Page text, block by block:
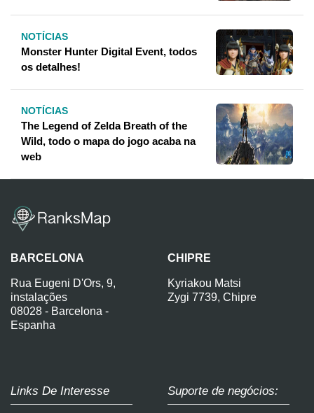
NOTÍCIAS
Monster Hunter Digital Event, todos
os detalhes!
NOTÍCIAS
The Legend of Zelda Breath of the
Wild, todo o mapa do jogo acaba na
web
BARCELONA
Rua Eugeni D'Ors, 9,
instalações
08028 - Barcelona -
Espanha
CHIPRE
Kyriakou Matsi
Zygi 7739, Chipre
Links De Interesse Suporte de negócios: